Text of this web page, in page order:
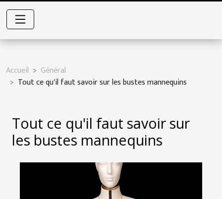
Accueil
Général
Tout ce qu'il faut savoir sur les bustes mannequins
Tout ce qu'il faut savoir sur
les bustes mannequins